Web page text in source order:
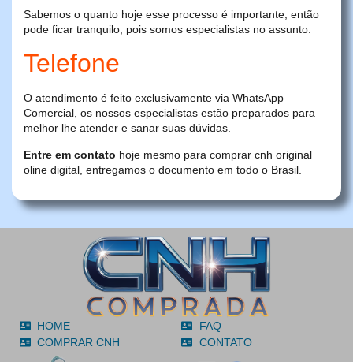
Sabemos o quanto hoje esse processo é importante, então
pode ficar tranquilo, pois somos especialistas no assunto.
Telefone
O atendimento é feito exclusivamente via WhatsApp
Comercial, os nossos especialistas estão preparados para
melhor lhe atender e sanar suas dúvidas.
Entre em contato hoje mesmo para comprar cnh original
oline digital, entregamos o documento em todo o Brasil.
HOME
COMPRAR CNH
FAQ
CONTATO